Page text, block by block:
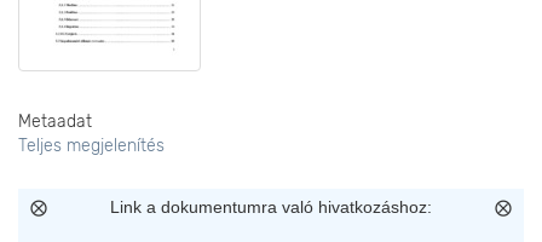
Metaadat
Teljes megjelenítés
Link a dokumentumra való hivatkozáshoz: